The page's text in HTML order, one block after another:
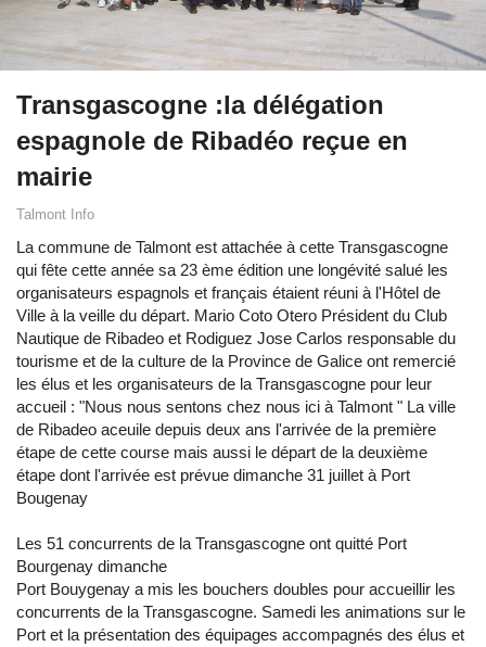
Transgascogne :la délégation
espagnole de Ribadéo reçue en
mairie
Talmont Info
La commune de Talmont est attachée à cette Transgascogne
qui fête cette année sa 23 ème édition une longévité salué les
organisateurs espagnols et français étaient réuni à l'Hôtel de
Ville à la veille du départ. Mario Coto Otero Président du Club
Nautique de Ribadeo et Rodiguez Jose Carlos responsable du
tourisme et de la culture de la Province de Galice ont remercié
les élus et les organisateurs de la Transgascogne pour leur
accueil : "Nous nous sentons chez nous ici à Talmont " La ville
de Ribadeo aceuile depuis deux ans l'arrivée de la première
étape de cette course mais aussi le départ de la deuxième
étape dont l'arrivée est prévue dimanche 31 juillet à Port
Bougenay
Les 51 concurrents de la Transgascogne ont quitté Port
Bourgenay dimanche
Port Bouygenay a mis les bouchers doubles pour accueillir les
concurrents de la Transgascogne. Samedi les animations sur le
Port et la présentation des équipages accompagnés des élus et